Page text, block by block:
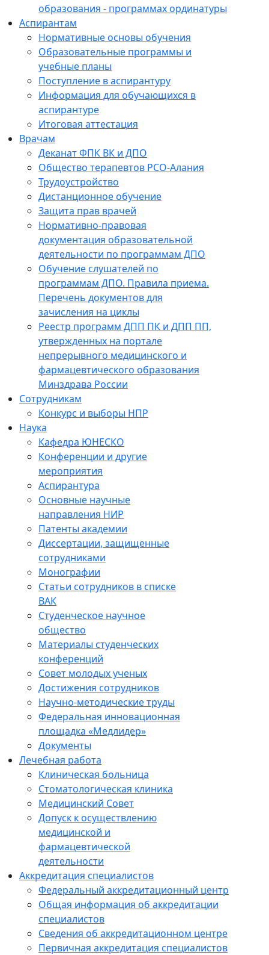
образования - программах ординатуры
Аспирантам
Нормативные основы обучения
Образовательные программы и
учебные планы
Поступление в аспирантуру
Информация для обучающихся в
аспирантуре
Итоговая аттестация
Врачам
Деканат ФПК ВК и ДПО
Общество терапевтов РСО-Алания
Трудоустройство
Дистанционное обучение
Защита прав врачей
Нормативно-правовая
документация образовательной
деятельности по программам ДПО
Обучение слушателей по
программам ДПО. Правила приема.
Перечень документов для
зачисления на циклы
Реестр программ ДПП ПК и ДПП ПП,
утвержденных на портале
непрерывного медицинского и
фармацевтического образования
Минздрава России
Сотрудникам
Конкурс и выборы НПР
Наука
Кафедра ЮНЕСКО
Конференции и другие
мероприятия
Аспирантура
Основные научные
направления НИР
Патенты академии
Диссертации, защищенные
сотрудниками
Монографии
Статьи сотрудников в списке
ВАК
Студенческое научное
общество
Материалы студенческих
конференций
Совет молодых ученых
Достижения сотрудников
Научно-методические труды
Федеральная инновационная
площадка «Медлидер»
Документы
Лечебная работа
Клиническая больница
Стоматологическая клиника
Медицинский Совет
Допуск к осуществлению
медицинской и
фармацевтической
деятельности
Аккредитация специалистов
Федеральный аккредитационный центр
Общая информация об аккредитации
специалистов
Сведения об аккредитационном центре
Первичная аккредитация специалистов